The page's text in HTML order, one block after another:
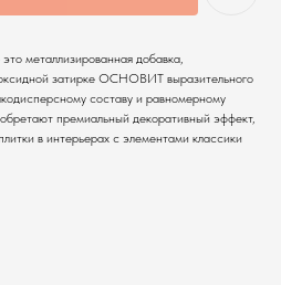
металлизированная добавка,
затирке ОСНОВИТ выразительного
составу и равномерному
премиальный декоративный эффект,
в интерьерах с элементами классики